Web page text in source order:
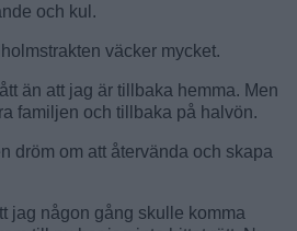
och kul.
väcker mycket.
än att jag är tillbaka hemma. Men
familjen och tillbaka på halvön.
dröm om att återvända och skapa
jag någon gång skulle komma